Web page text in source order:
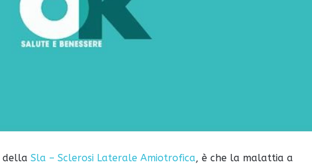
della Sla – Sclerosi Laterale Amiotrofica, è che la malattia a